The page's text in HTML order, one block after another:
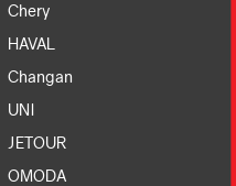
Chery
HAVAL
Changan
UNI
JETOUR
OMODA